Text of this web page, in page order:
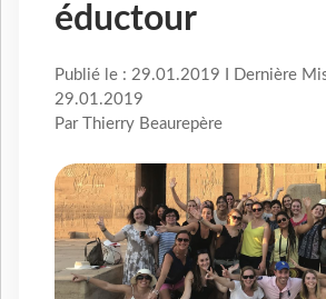
éductour
Publié le : 29.01.2019 I Dernière
29.01.2019
Par Thierry Beaurepère